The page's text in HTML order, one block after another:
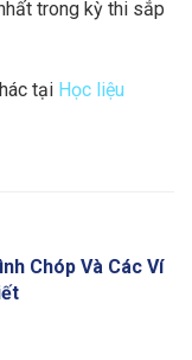
trong kỳ thi sắp
tại Học liệu
Chóp Và Các Ví